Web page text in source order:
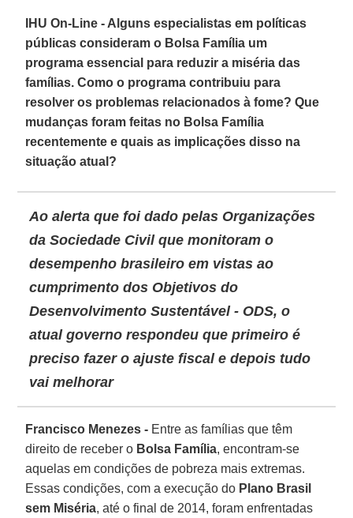
IHU On-Line - Alguns especialistas em políticas
públicas consideram o Bolsa Família um
programa essencial para reduzir a miséria das
famílias. Como o programa contribuiu para
resolver os problemas relacionados à fome? Que
mudanças foram feitas no Bolsa Família
recentemente e quais as implicações disso na
situação atual?
Ao alerta que foi dado pelas Organizações
da Sociedade Civil que monitoram o
desempenho brasileiro em vistas ao
cumprimento dos Objetivos do
Desenvolvimento Sustentável - ODS, o
atual governo respondeu que primeiro é
preciso fazer o ajuste fiscal e depois tudo
vai melhorar
Francisco Menezes - Entre as famílias que têm
direito de receber o Bolsa Família, encontram-se
aquelas em condições de pobreza mais extremas.
Essas condições, com a execução do Plano Brasil
sem Miséria, até o final de 2014, foram enfrentadas